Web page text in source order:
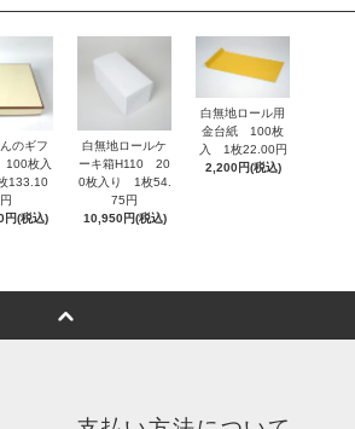
のギフ
100枚入
133.10
円
円(税込)
白無地ロールケ
ーキ箱H110 20
0枚入り 1枚54.
75円
10,950円(税込)
白無地ロール用
金台紙 100枚
入 1枚22.00円
2,200円(税込)